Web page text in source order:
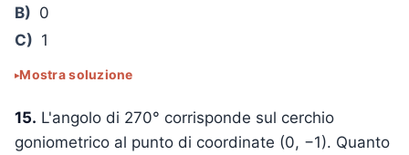
B) 0
C) 1
Mostra soluzione
15. L'angolo di 270° corrisponde sul cerchio
goniometrico al punto di coordinate (0, −1). Quanto